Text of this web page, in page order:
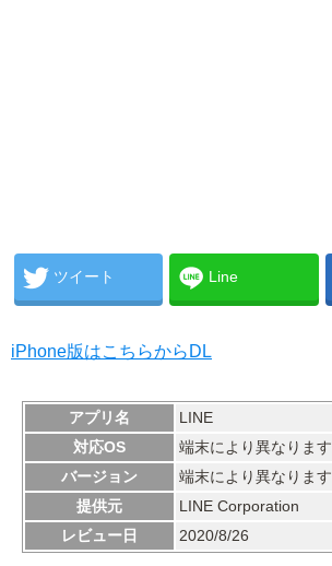
ツイート Line
iPhone版はこちらからDL
アプリ名
LINE
対応OS
端末により異なります
バージョン
端末により異なります
提供元
LINE Corporation
レビュー日
2020/8/26